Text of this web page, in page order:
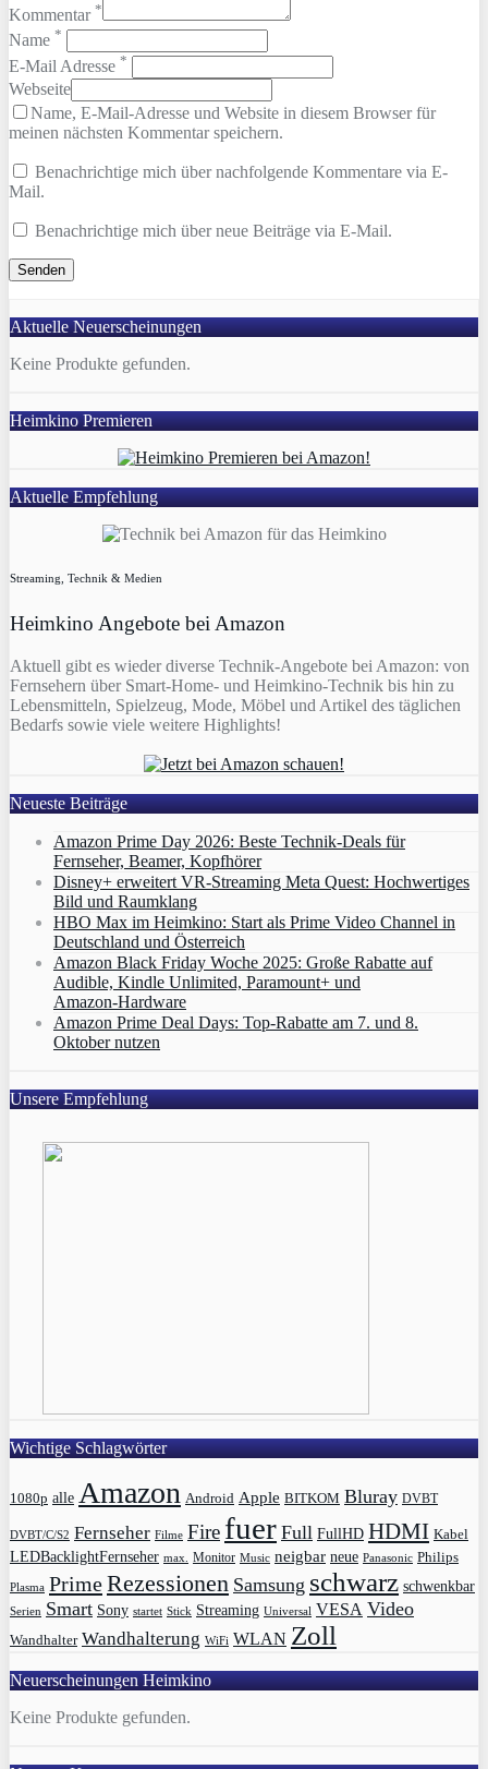
Kommentar *
Name *
E-Mail Adresse *
Webseite
Name, E-Mail-Adresse und Website in diesem Browser für
meinen nächsten Kommentar speichern.
Benachrichtige mich über nachfolgende Kommentare via E-
Mail.
Benachrichtige mich über neue Beiträge via E-Mail.
Aktuelle Neuerscheinungen
Keine Produkte gefunden.
Heimkino Premieren
Aktuelle Empfehlung
Streaming, Technik & Medien
Heimkino Angebote bei Amazon
Aktuell gibt es wieder diverse Technik-Angebote bei Amazon: von
Fernsehern über Smart-Home- und Heimkino-Technik bis hin zu
Lebensmitteln, Spielzeug, Mode, Möbel und Artikel des täglichen
Bedarfs sowie viele weitere Highlights!
Neueste Beiträge
Amazon Prime Day 2026: Beste Technik-Deals für
Fernseher, Beamer, Kopfhörer
Disney+ erweitert VR‑Streaming Meta Quest: Hochwertiges
Bild und Raumklang
HBO Max im Heimkino: Start als Prime Video Channel in
Deutschland und Österreich
Amazon Black Friday Woche 2025: Große Rabatte auf
Audible, Kindle Unlimited, Paramount+ und
Amazon‑Hardware
Amazon Prime Deal Days: Top-Rabatte am 7. und 8.
Oktober nutzen
Unsere Empfehlung
Wichtige Schlagwörter
1080p alle Amazon Android Apple BITKOM Bluray DVBT
DVBT/C/S2 Fernseher Filme Fire fuer Full FullHD HDMI Kabel
LEDBacklightFernseher max. Monitor Music neigbar neue Panasonic Philips
Plasma PrimeRezessionen Samsung schwarz schwenkbar
Serien Smart Sony startet Stick Streaming Universal VESA Video
Wandhalter Wandhalterung WiFi WLAN Zoll
Neuerscheinungen Heimkino
Keine Produkte gefunden.